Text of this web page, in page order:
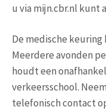
u via mijn.cbr.nl kunt
De medische
Meerdere avonden
houdt een
verkeersschool.
telefonisch contact